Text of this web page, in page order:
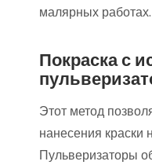
малярных работах.
Покраска с
Этот метод
нанесения краски
Пульверизаторы